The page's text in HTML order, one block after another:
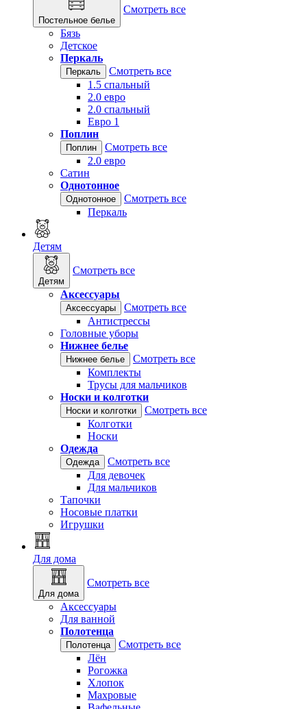
Постельное белье
Смотреть все
Бязь
Детское
Перкаль
Перкаль
Смотреть все
1.5 спальный
2.0 евро
2.0 спальный
Евро 1
Поплин
Поплин
Смотреть все
2.0 евро
Сатин
Однотонное
Однотонное
Смотреть все
Перкаль
Детям
Детям
Смотреть все
Аксессуары
Аксессуары
Смотреть все
Антистрессы
Головные уборы
Нижнее белье
Нижнее белье
Смотреть все
Комплекты
Трусы для мальчиков
Носки и колготки
Носки и колготки
Смотреть все
Колготки
Носки
Одежда
Одежда
Смотреть все
Для девочек
Для мальчиков
Тапочки
Носовые платки
Игрушки
Для дома
Для дома
Смотреть все
Аксессуары
Для ванной
Полотенца
Полотенца
Смотреть все
Лён
Рогожка
Хлопок
Махровые